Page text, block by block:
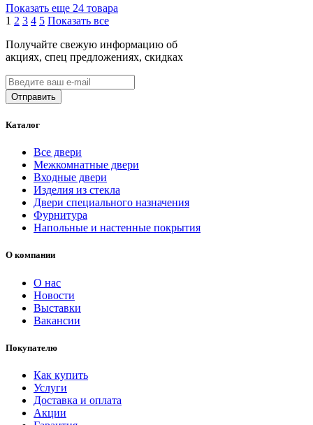
Показать еще 24 товара
1 2 3 4 5 Показать все
Получайте свежую информацию об
акциях, спец предложениях, скидках
Каталог
Все двери
Межкомнатные двери
Входные двери
Изделия из стекла
Двери специального назначения
Фурнитура
Напольные и настенные покрытия
О компании
О нас
Новости
Выставки
Вакансии
Покупателю
Как купить
Услуги
Доставка и оплата
Акции